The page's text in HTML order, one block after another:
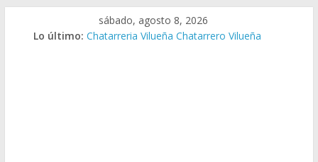
sábado, agosto 8, 2026
Lo último: Chatarreria Vilueña Chatarrero Vilueña